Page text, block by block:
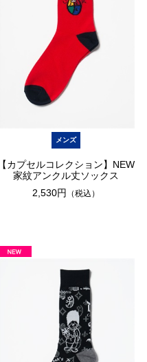
メンズ
【カプセルコレクション】NEW
家紋アンクル丈ソックス
2,530円
（税込）